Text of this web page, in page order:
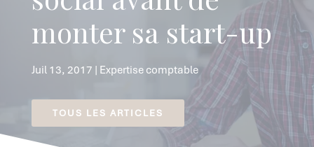
monter sa start-up
Juil 13, 2017 | Expertise comptable
TOUS LES ARTICLES